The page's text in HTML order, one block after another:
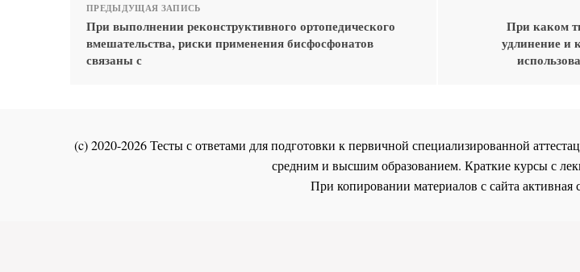
ПРЕДЫДУЩАЯ ЗАПИСЬ
При выполнении реконструктивного ортопедического
вмешательства, риски применения бисфосфонатов
связаны с
При каком
удлинение и
(c) 2020-2026 Тесты с ответами для подготовки к первичной специализированной
средним и высшим образованием. Краткие курсы с
При копировании материалов с сайта активная